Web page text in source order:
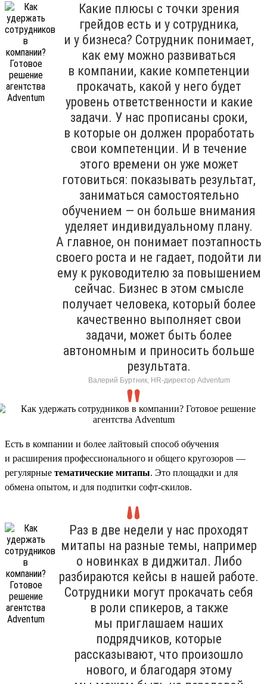
Какие плюсы с точки зрения
грейдов есть и у сотрудника,
и у бизнеса? Сотрудник понимает,
как ему можно развиваться
в компании, какие компетенции
прокачать, какой у него будет
уровень ответственности и какие
задачи. У нас прописаны сроки,
в которые он должен проработать
свои компетенции. И в течение
этого времени он уже может
готовиться: показывать результат,
заниматься самостоятельно
обучением — он больше внимания
уделяет индивидуальному плану.
А главное, он понимает поэтапность
своего роста и не гадает, подойти ли
ему к руководителю за повышением
сейчас. Бизнес в этом смысле
получает человека, который более
качественно выполняет свои
задачи, может быть более
автономным и приносить больше
результата.
Валерий Буртник, HR-директор Adventum
Есть в компании и более лайтовый способ обучения
и расширения профессионального и общего кругозоров —
регулярные тематические митапы. Это площадки и для
обмена опытом, и для подпитки софт-скилов.
Раз в две недели у нас проходят
митапы на разные темы, например
о новинках в диджитал. Либо
разбираются кейсы в нашей работе.
Сотрудники могут прокачать себя
в роли спикеров, а также
мы приглашаем наших
подрядчиков, которые
рассказывают, что произошло
нового, и благодаря этому